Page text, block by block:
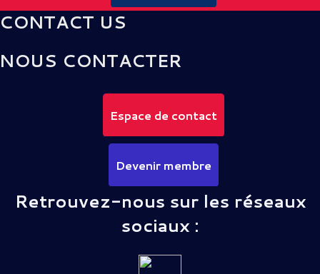
US
CONTACTER
Espace de contact
Devenir membre
Retrouvez-nous sur les réseaux
sociaux :